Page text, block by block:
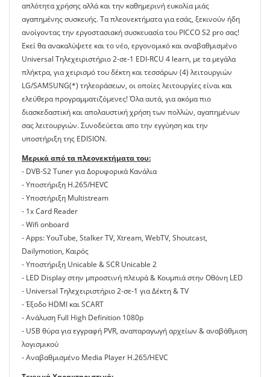
απλότητα χρήσης αλλά και την καθημερινή ευκολία μιάς
αγαπημένης συσκευής. Τα πλεονεκτήματα για εσάς, ξεκινούν ήδη
ανοίγοντας την εργοστασιακή συσκευασία του ΡICCO S2 pro σας!
Εκεί θα ανακαλύψετε και το νέο, εργονομικό και αναβαθμισμένο
Universal Τηλεχειριστήριο 2-σε-1 EDI-RCU 4 learn, με τα μεγάλα
πλήκτρα, για χειρισμό του δέκτη και τεσσάρων (4) λειτουργιών
LG/SAMSUNG(*) τηλεοράσεων, οι οποίες λειτουργίες είναι και
ελεύθερα προγραμματιζόμενες! Όλα αυτά, για ακόμα πιο
διασκεδαστική και απολαυστική χρήση των πολλών, αγαπημένων
σας λειτουργιών. Συνοδεύεται απο την εγγύηση και την
υποστήριξη της EDISION.
Μερικά από τα πλεονεκτήματα του:
- DVB-S2 Tuner για Δορυφορικά Κανάλια
- Υποστήριξη H.265/HEVC
- Υποστήριξη Multistream
- 1x Card Reader
- Wifi onboard
- Apps: YouTube, Stalker TV, Xtream, WebTV, Shoutcast,
Dailymotion, Καιρός
- Yποστήριξη Unicable & SCR Unicable 2
- LED Display στην μπροστινή πλευρά & Κουμπιά στην Οθόνη LED
- Universal Tηλεχειριστήριο 2-σε-1 για Δέκτη & TV
- Έξοδο HDMI και SCART
- Aνάλυση Full High Definition 1080p
- USB θύρα για εγγραφή PVR, αναπαραγωγή αρχείων & αναβάθμιση
λογισμικού
- Aναβαθμισμένο Media Player Η.265/HEVC